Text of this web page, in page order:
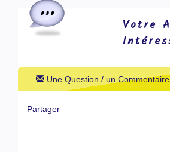
Votre
Une Question / un
Partager